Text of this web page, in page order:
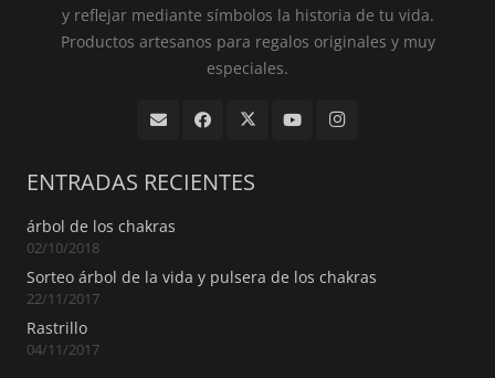
y reflejar mediante símbolos la historia de tu vida.
Productos artesanos para regalos originales y muy
especiales.
ENTRADAS RECIENTES
árbol de los chakras
02/10/2018
Sorteo árbol de la vida y pulsera de los chakras
22/11/2017
Rastrillo
04/11/2017